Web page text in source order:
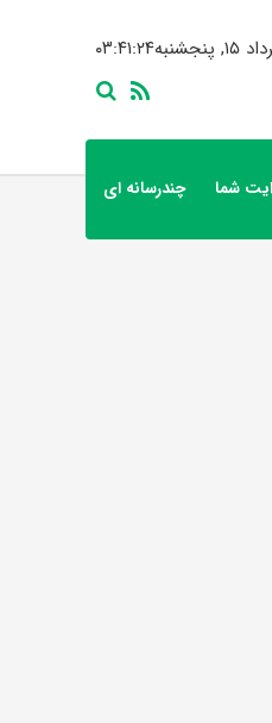
۰۳:۴۱:۲۴
شما چندرسانه ای